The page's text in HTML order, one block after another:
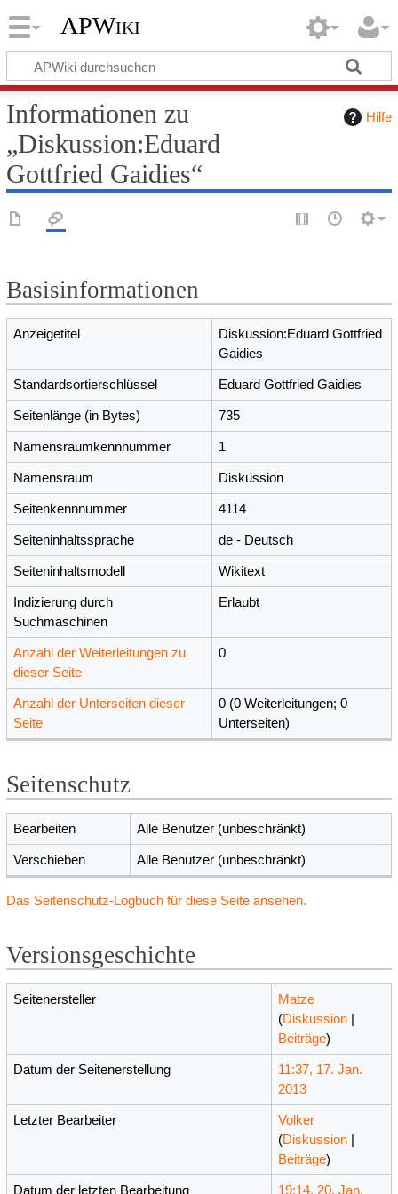
APWiki
Hilfe
Informationen zu
„Diskussion:Eduard
Gottfried Gaidies“
Basisinformationen
Anzeigetitel
Diskussion:Eduard Gottfried
Gaidies
Standardsortierschlüssel Eduard Gottfried Gaidies
Seitenlänge (in Bytes) 735
Namensraumkennnummer 1
Namensraum Diskussion
Seitenkennnummer 4114
Seiteninhaltssprache de - Deutsch
Seiteninhaltsmodell Wikitext
Indizierung durch
Suchmaschinen
Erlaubt
Anzahl der Weiterleitungen zu
dieser Seite
0
Anzahl der Unterseiten dieser
Seite
0 (0 Weiterleitungen; 0
Unterseiten)
Seitenschutz
Bearbeiten Alle Benutzer (unbeschränkt)
Verschieben Alle Benutzer (unbeschränkt)
Das Seitenschutz-Logbuch für diese Seite ansehen.
Versionsgeschichte
Seitenersteller
Matze
(Diskussion |
Beiträge)
Datum der Seitenerstellung
11:37, 17. Jan.
2013
Letzter Bearbeiter
Volker
(Diskussion |
Beiträge)
Datum der letzten Bearbeitung 19:14, 20. Jan.